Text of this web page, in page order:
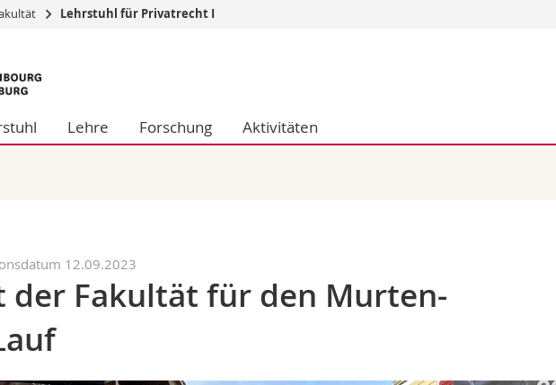
Wirtschafts- und Sozialwissenschaftliche Fak.
Philosophische Fak.
Forschende
Lehrstuhl für Privatrecht I
Lehre Forschung Aktivitäten
12.09.2023
der Fakultät für den Murten-